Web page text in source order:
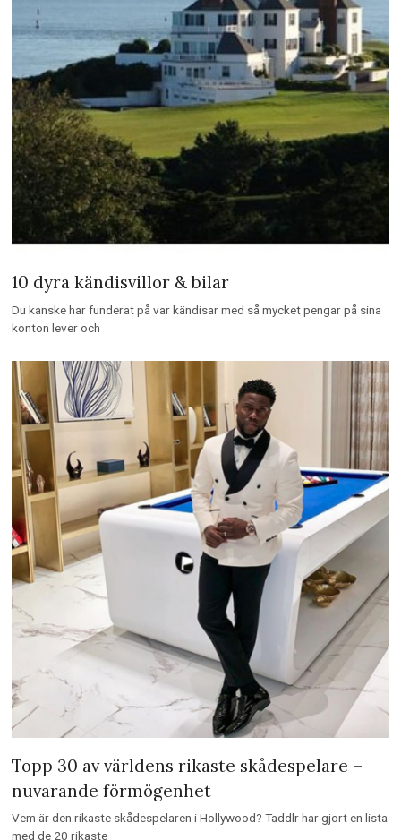
10 dyra kändisvillor & bilar
Du kanske har funderat på var kändisar med så mycket pengar på sina
konton lever och
Topp 30 av världens rikaste skådespelare –
nuvarande förmögenhet
Vem är den rikaste skådespelaren i Hollywood? Taddlr har gjort en lista
med de 20 rikaste